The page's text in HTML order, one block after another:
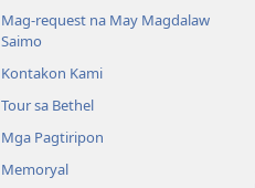
Mag-request na May Magdalaw
Saimo
Kontakon Kami
Tour sa Bethel
Mga Pagtiripon
Memoryal